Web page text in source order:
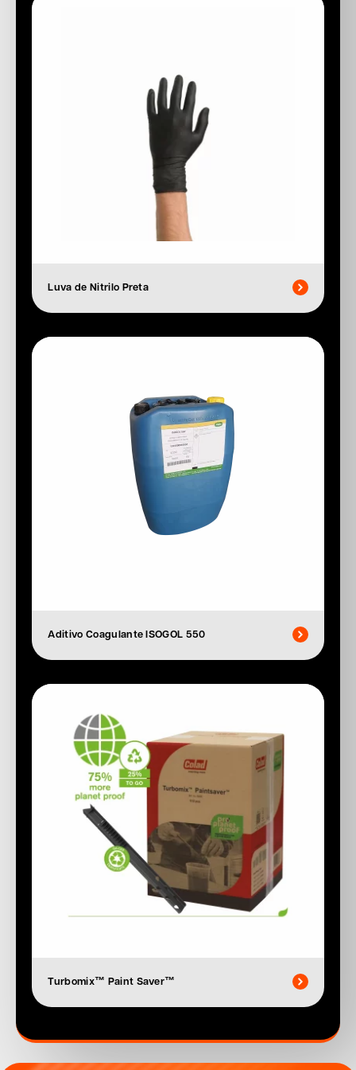
Luva de Nitrilo Preta
Aditivo Coagulante ISOGOL 550
Turbomix™ Paint Saver™